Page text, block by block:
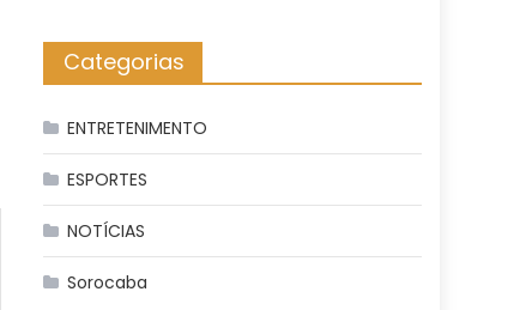
Categorias
ENTRETENIMENTO
ESPORTES
NOTÍCIAS
Sorocaba